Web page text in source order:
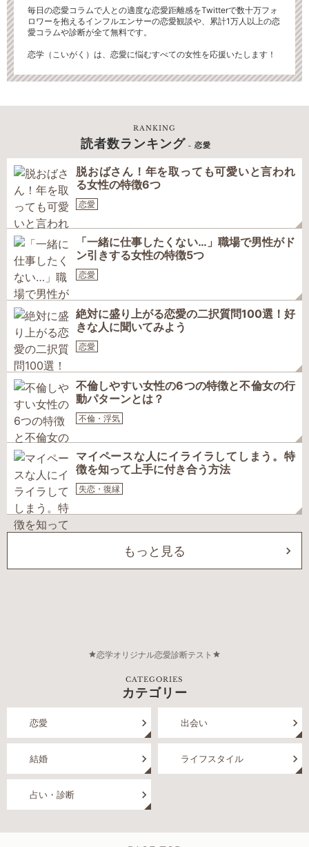
毎日の恋愛コラムで人との適度な恋愛距離感をTwitterで数十万フォ
ロワーを抱えるインフルエンサーの恋愛観談や、累計1万人以上の恋
愛コラムや診断が全て無料です。
恋学（こいがく）は、恋愛に悩むすべての女性を応援いたします！
RANKING
読者数ランキング - 恋愛
脱おばさん！年を取っても可愛いと言われ
る女性の特徴6つ
恋愛
「一緒に仕事したくない…」職場で男性がド
ン引きする女性の特徴5つ
恋愛
絶対に盛り上がる恋愛の二択質問100選！好
きな人に聞いてみよう
恋愛
不倫しやすい女性の6つの特徴と不倫女の行
動パターンとは？
不倫・浮気
マイペースな人にイライラしてしまう。特
徴を知って上手に付き合う方法
失恋・復縁
もっと見る
恋学オリジナル恋愛診断テスト
CATEGORIES
カテゴリー
恋愛 出会い
結婚 ライフスタイル
占い・診断